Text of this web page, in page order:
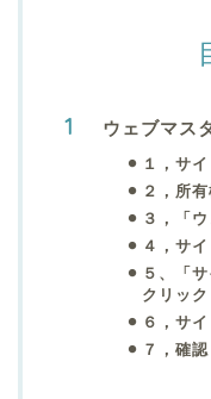
ウェブマス
１，サ
２，所
３，「
４，サ
５、「
クリック
６，サ
７，確認